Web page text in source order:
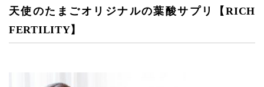
天使のたまごオリジナルの葉酸サプリ【RICH
FERTILITY】